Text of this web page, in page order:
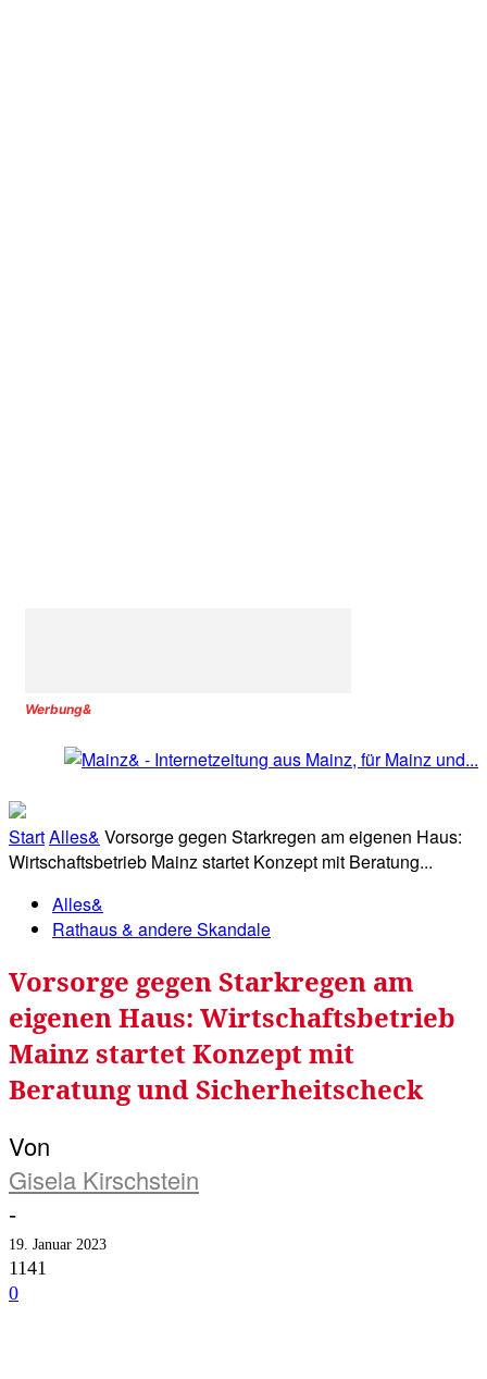
Werbung&
StartAlles& Vorsorge gegen Starkregen am eigenen Haus:
Wirtschaftsbetrieb Mainz startet Konzept mit Beratung...
Alles&
Rathaus & andere Skandale
Vorsorge gegen Starkregen am
eigenen Haus: Wirtschaftsbetrieb
Mainz startet Konzept mit
Beratung und Sicherheitscheck
Von
Gisela Kirschstein
-
19. Januar 2023
1141
0